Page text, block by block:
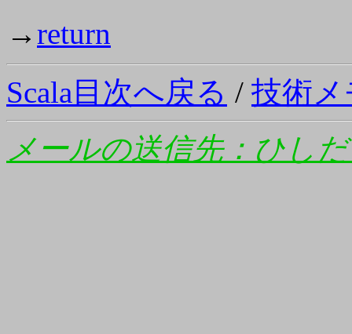
→return
Scala目次へ戻る / 技術
メールの送信先：ひし